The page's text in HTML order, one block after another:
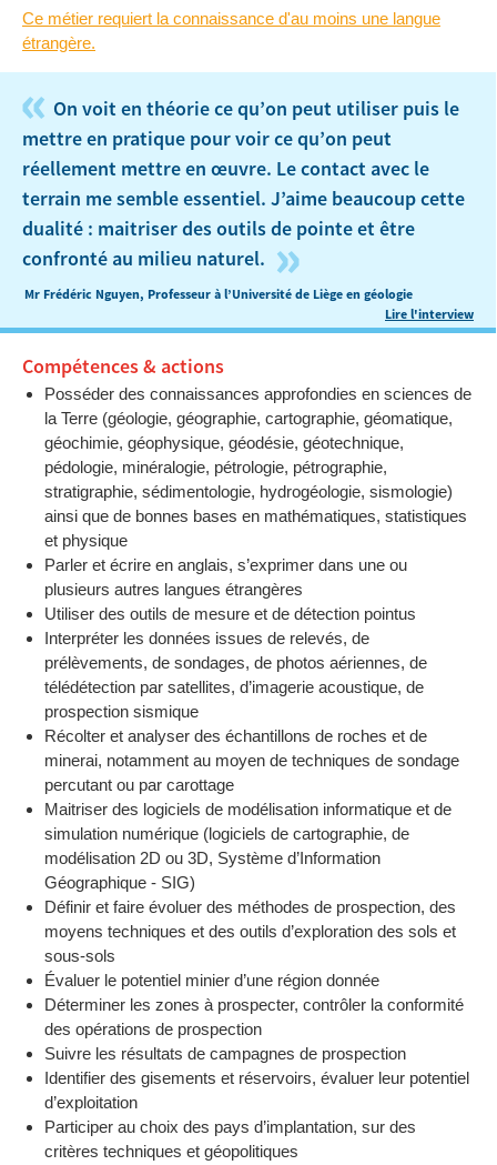
Ce métier requiert la connaissance d'au moins une langue
étrangère.
« On voit en théorie ce qu’on peut utiliser puis le
mettre en pratique pour voir ce qu’on peut
réellement mettre en œuvre. Le contact avec le
terrain me semble essentiel. J’aime beaucoup cette
dualité : maitriser des outils de pointe et être
confronté au milieu naturel. »
Mr Frédéric Nguyen, Professeur à l’Université de Liège en géologie
Lire l'interview
Compétences & actions
Posséder des connaissances approfondies en sciences de
la Terre (géologie, géographie, cartographie, géomatique,
géochimie, géophysique, géodésie, géotechnique,
pédologie, minéralogie, pétrologie, pétrographie,
stratigraphie, sédimentologie, hydrogéologie, sismologie)
ainsi que de bonnes bases en mathématiques, statistiques
et physique
Parler et écrire en anglais, s’exprimer dans une ou
plusieurs autres langues étrangères
Utiliser des outils de mesure et de détection pointus
Interpréter les données issues de relevés, de
prélèvements, de sondages, de photos aériennes, de
télédétection par satellites, d’imagerie acoustique, de
prospection sismique
Récolter et analyser des échantillons de roches et de
minerai, notamment au moyen de techniques de sondage
percutant ou par carottage
Maitriser des logiciels de modélisation informatique et de
simulation numérique (logiciels de cartographie, de
modélisation 2D ou 3D, Système d’Information
Géographique - SIG)
Définir et faire évoluer des méthodes de prospection, des
moyens techniques et des outils d’exploration des sols et
sous-sols
Évaluer le potentiel minier d’une région donnée
Déterminer les zones à prospecter, contrôler la conformité
des opérations de prospection
Suivre les résultats de campagnes de prospection
Identifier des gisements et réservoirs, évaluer leur potentiel
d’exploitation
Participer au choix des pays d’implantation, sur des
critères techniques et géopolitiques